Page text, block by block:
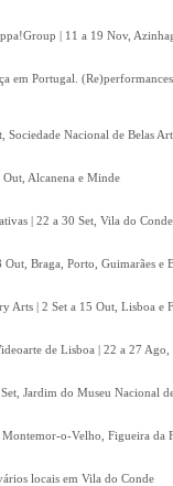
| 11 a 19 Nov,
em Portugal.
Nacional de Belas
Out, Alcanena e Minde
| 22 a 30 Set, Vila do Conde
Braga, Porto, Guimarães e
Arts | 2 Set a 15 Out, Lisboa e
de Lisboa | 22 a 27
Jardim do Museu Nacional
o-Velho, Figueira da
locais em Vila do Conde